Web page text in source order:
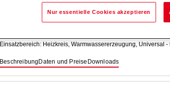
E ModulErweiterungen
Modul zur Funktionserweiterung von Standard-
Einsatzbereich: Heizkreis, Warmwassererzeugung, Universal
Beschreibung Daten und Preise Downloads
Nur essentielle Cookies akzeptieren